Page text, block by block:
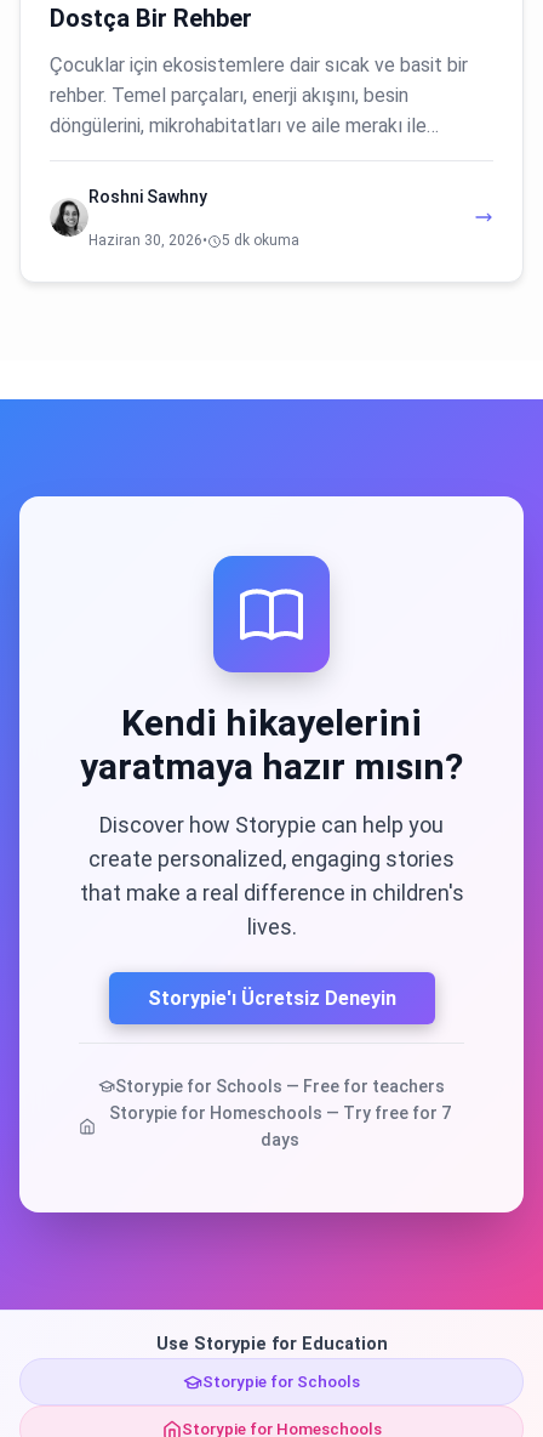
Dostça Bir Rehber
Çocuklar için ekosistemlere dair sıcak ve basit bir
rehber. Temel parçaları, enerji akışını, besin
döngülerini, mikrohabitatları ve aile merakı ile…
Roshni Sawhny
Haziran 30, 2026• 5 dk okuma
Kendi hikayelerini
yaratmaya hazır mısın?
Discover how Storypie can help you
create personalized, engaging stories
that make a real difference in children's
lives.
Storypie'ı Ücretsiz Deneyin
Storypie for Schools — Free for teachers
Storypie for Homeschools — Try free for 7
days
Use Storypie for Education
Storypie for Schools
Storypie for Homeschools